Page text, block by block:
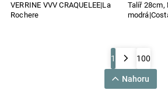
VERRINE VVV CRAQUELEE|La
Rochere
Talíř 28cm,
1 100
Nahoru